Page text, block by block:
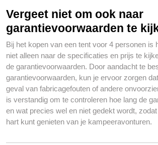
Vergeet niet om ook naar
garantievoorwaarden te
Bij het kopen van een tent voor 4 personen is
niet alleen naar de specificaties en prijs te
de garantievoorwaarden. Door aandacht te
garantievoorwaarden, kun je ervoor zorgen
geval van fabricagefouten of andere
is verstandig om te controleren hoe lang de
en wat precies wel en niet gedekt wordt,
hart kunt genieten van je kampeeravonturen.